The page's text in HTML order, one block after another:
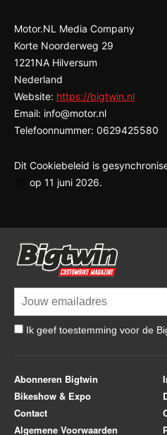
Motor.NL Media Company
Korte Noorderweg 29
1221NA Hilversum
Nederland
Website: https://bigtwin.nl
Email: info@motor.nl
Telefoonnummer: 0629425580
Dit Cookiebeleid is
op 11 juni 2026.
Ik geef toestemming voor de
Abonneren Bigtwin
Bikeshow & Expo
Contact
Algemene Voorwaarden